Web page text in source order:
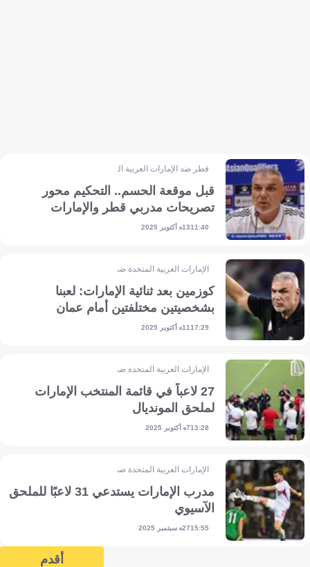
قطر ضد الإمارات العربية المتحدة
قبل موقعة الحسم.. التحكيم محور
تصريحات مدربي قطر والإمارات
11:4013 أكتوبر 2025
الإمارات العربية المتحدة ضد عمان
كوزمين بعد ثنائية الإمارات: لعبنا
بشخصيتين مختلفتين أمام عمان
17:2911 أكتوبر 2025
الإمارات العربية المتحدة ضد عمان
27 لاعباً في قائمة المنتخب الإمارات
لملحق المونديال
13:287 أكتوبر 2025
الإمارات العربية المتحدة ضد عمان
مدرب الإمارات يستدعي 31 لاعبًا للملحق
الآسيوي
15:5527 سبتمبر 2025
أقدم